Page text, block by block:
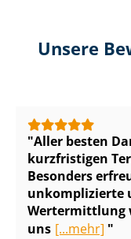
Unsere
Aller besten
kurzfristigen
Besonders
unkomplizierte
Wertermittlung
uns [...mehr]